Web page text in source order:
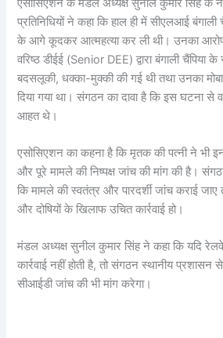
एसोसिएशन के मंडल अध्यक्ष सुनील कुमार सिंह के
प्रतिनिधियों ने कहा कि हाल ही में सीएलआई
के आगे कूदकर आत्महत्या कर ली थी। उनका
वरिष्ठ डीईई (Senior DEE) द्वारा बंगाली
बदसलूकी, धक्का-मुक्की की गई थी तथा उनका
दिया गया था। संगठन का दावा है कि इस घटना
आहत थे।
एसोसिएशन का कहना है कि मृतक की पत्नी ने भी
और पूरे मामले की निष्पक्ष जांच की मांग की है।
कि मामले की स्वतंत्र और पारदर्शी जांच कराई
और दोषियों के खिलाफ उचित कार्रवाई हो।
मंडल अध्यक्ष सुनील कुमार सिंह ने कहा कि यदि
कार्रवाई नहीं होती है, तो संगठन स्थानीय
सीआईडी जांच की भी मांग करेगा।